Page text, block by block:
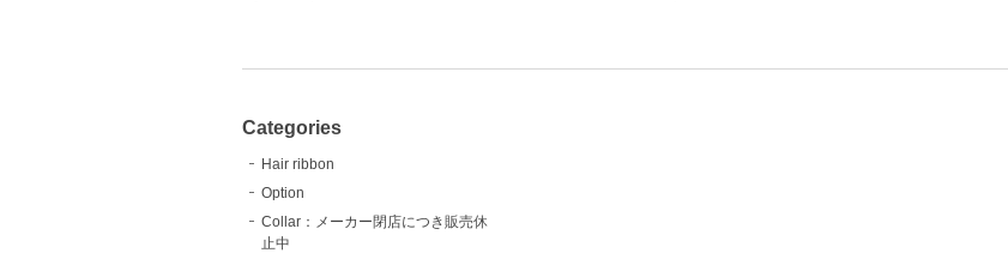
Categories
Hair ribbon
Option
Collar：メーカー閉店につき販売休
止中